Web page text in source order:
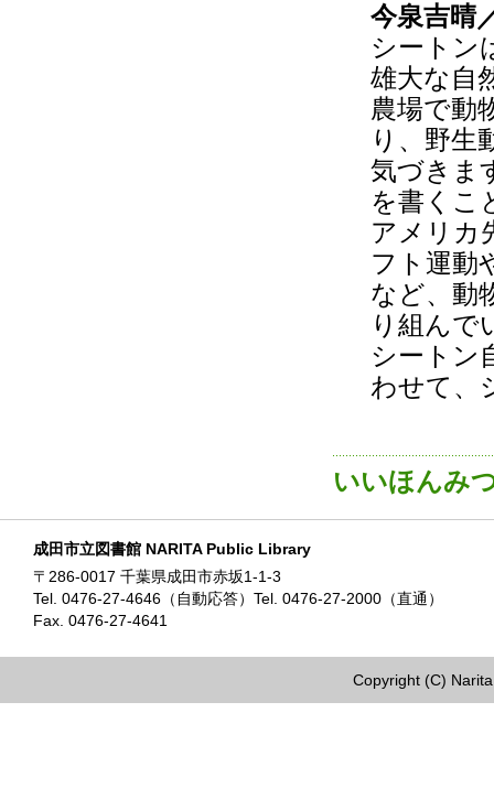
今泉吉晴
シートン
雄大な自
農場で動
り、野生
気づきま
を書くこ
アメリカ
フト運動
など、動
り組んで
シートン
わせて、
いいほんみ
成田市立図書館 NARITA Public Library
〒286-0017 千葉県成田市赤坂1-1-3
Tel. 0476-27-4646（自動応答）Tel. 0476-27-2000（直通）
Fax. 0476-27-4641
Copyright (C)